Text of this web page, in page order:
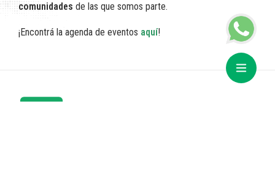
comunidades de las que somos parte.
¡Encontrá la agenda de eventos aquí!